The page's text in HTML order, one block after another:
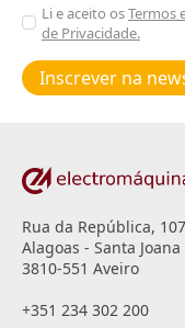
Aceitar
Poiticas
de
privacidade
Li e aceito osTermos
de Privacidade.
Inscrever na
Rua da República, 107
Alagoas - Santa Joana
3810-551 Aveiro
+351 234 302 200